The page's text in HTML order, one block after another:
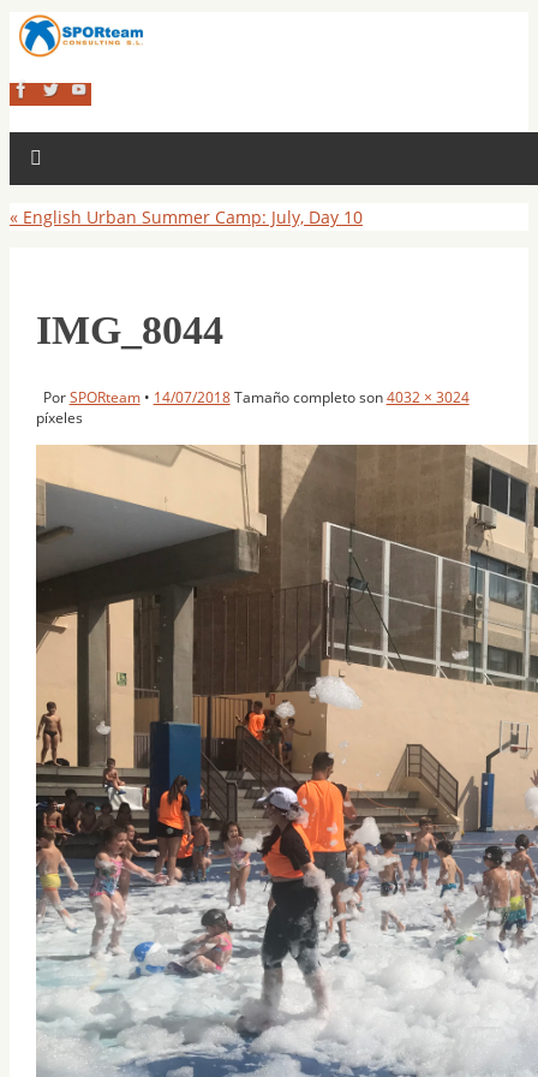
« English Urban Summer Camp: July, Day 10
IMG_8044
PorSPORteam • 14/07/2018 Tamaño completo son4032 × 3024
píxeles